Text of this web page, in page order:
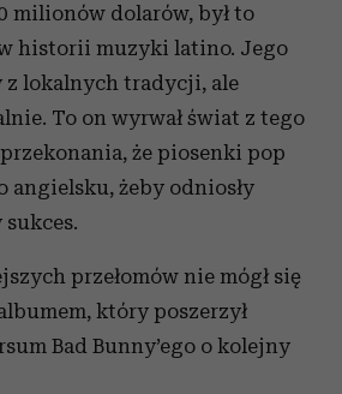
milionów dolarów, był to
historii muzyki latino. Jego
z lokalnych tradycji, ale
To on wyrwał świat z tego
że piosenki pop
angielsku, żeby odniosły
przełomów nie mógł się
który poszerzył
Bad Bunny’ego o kolejny